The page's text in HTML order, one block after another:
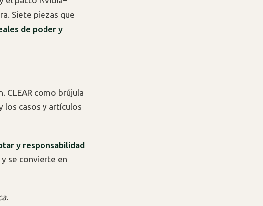
Siete piezas que
de poder y
CLEAR como brújula
los casos y artículos
y responsabilidad
y se convierte en
.